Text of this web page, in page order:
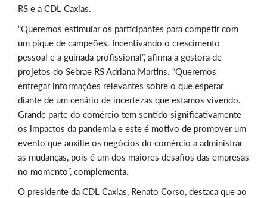
RS e a CDL Caxias.
“Queremos estimular os participantes para competir com
um pique de campeões. Incentivando o crescimento
pessoal e a guinada profissional”, afirma a gestora de
projetos do Sebrae RS Adriana Martins. “Queremos
entregar informações relevantes sobre o que esperar
diante de um cenário de incertezas que estamos vivendo.
Grande parte do comércio tem sentido significativamente
os impactos da pandemia e este é motivo de promover um
evento que auxilie os negócios do comércio a administrar
as mudanças, pois é um dos maiores desafios das empresas
no momento”, complementa.
O presidente da CDL Caxias, Renato Corso, destaca que ao